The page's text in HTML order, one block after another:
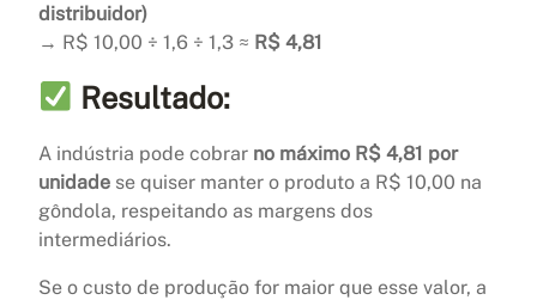
distribuidor)
→ R$ 10,00 ÷ 1,6 ÷ 1,3 ≈ R$ 4,81
Resultado:
A indústria pode cobrar no máximo R$ 4,81 por
unidade se quiser manter o produto a R$ 10,00 na
gôndola, respeitando as margens dos
intermediários.
Se o custo de produção for maior que esse valor, a